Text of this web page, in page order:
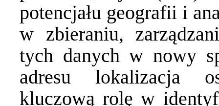
potencjału geografii i
w zbieraniu,
tych danych w nowy
adresu lokalizacja
kluczową rolę w